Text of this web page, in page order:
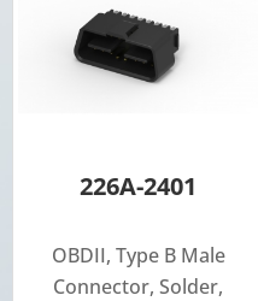
226A-2401
OBDII, Type B Male
Connector, Solder,